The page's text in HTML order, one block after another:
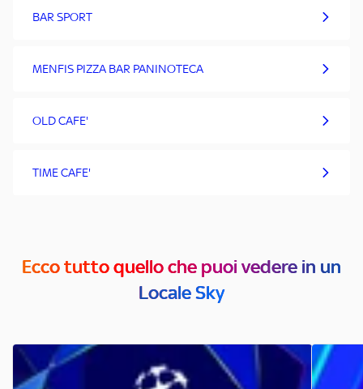
BAR SPORT
MENFIS PIZZA BAR PANINOTECA
OLD CAFE'
TIME CAFE'
Ecco tutto quello che puoi vedere in un
Locale Sky